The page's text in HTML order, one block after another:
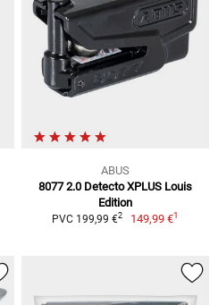
ABUS
8077 2.0 Detecto XPLUS Louis
Edition
PVC 199,99 €2 149,99 €1